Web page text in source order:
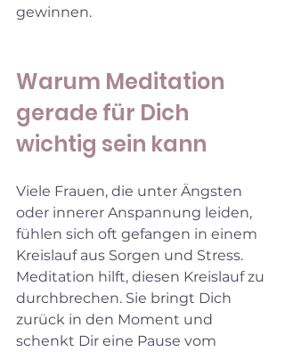
gewinnen.
Warum Meditation
gerade für Dich
wichtig sein kann
Viele Frauen, die unter Ängsten
oder innerer Anspannung leiden,
fühlen sich oft gefangen in einem
Kreislauf aus Sorgen und Stress.
Meditation hilft, diesen Kreislauf zu
durchbrechen. Sie bringt Dich
zurück in den Moment und
schenkt Dir eine Pause vom